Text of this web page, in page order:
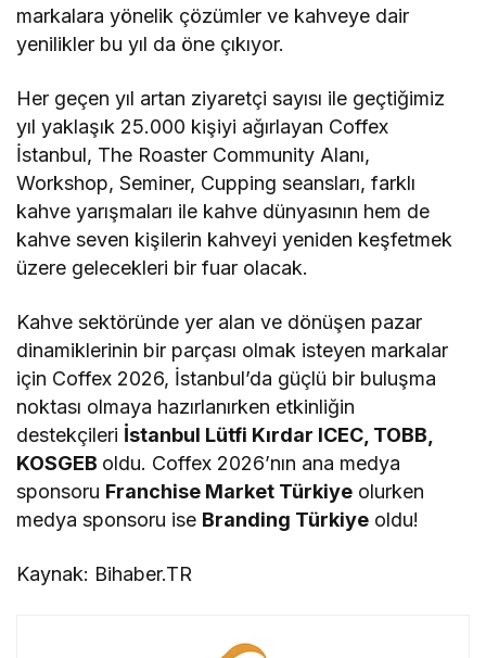
markalara yönelik çözümler ve kahveye dair
yenilikler bu yıl da öne çıkıyor.
Her geçen yıl artan ziyaretçi sayısı ile geçtiğimiz
yıl yaklaşık 25.000 kişiyi ağırlayan Coffex
İstanbul, The Roaster Community Alanı,
Workshop, Seminer, Cupping seansları, farklı
kahve yarışmaları ile kahve dünyasının hem de
kahve seven kişilerin kahveyi yeniden keşfetmek
üzere gelecekleri bir fuar olacak.
Kahve sektöründe yer alan ve dönüşen pazar
dinamiklerinin bir parçası olmak isteyen markalar
için Coffex 2026, İstanbul’da güçlü bir buluşma
noktası olmaya hazırlanırken etkinliğin
destekçileri İstanbul Lütfi Kırdar ICEC, TOBB,
KOSGEB oldu. Coffex 2026’nın ana medya
sponsoru Franchise Market Türkiye olurken
medya sponsoru ise Branding Türkiye oldu!
Kaynak: Bihaber.TR